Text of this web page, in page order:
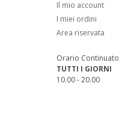
Il mio account
I miei ordini
Area riservata
Orario Continuato
TUTTI I GIORNI
10.00 - 20.00